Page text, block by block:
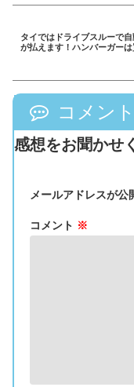
タイではドライブスルーで
が払えます！ハンバーガーは
コメント
感想をお聞かせ
メールアドレスが公
コメント ※